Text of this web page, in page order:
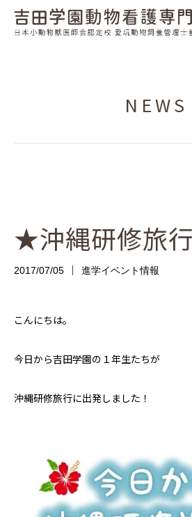
NEWS
★沖縄研修旅
2017/07/05 進学イベント情報
こんにちは。
今日から吉田学園の１年生たちが
沖縄研修旅行に出発しました！